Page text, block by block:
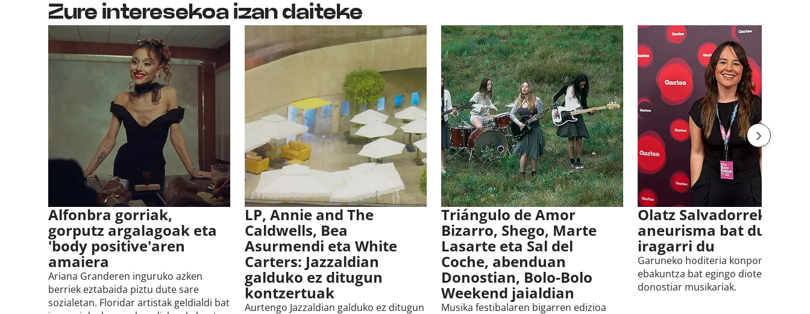
Zure interesekoa izan daiteke
Alfonbra gorriak,
gorputz argalagoak eta
'body positive'aren
amaiera
Ariana Granderen inguruko azken
berriek eztabaida piztu dute sare
sozialetan. Floridar artistak geldialdi bat
LP, Annie and The
Caldwells, Bea
Asurmendi eta White
Carters: Jazzaldian
galduko ez ditugun
kontzertuak
Aurtengo Jazzaldian galduko ez ditugun
Triángulo de Amor
Bizarro, Shego, Marte
Lasarte eta Sal del
Coche, abenduan
Donostian, Bolo-Bolo
Weekend jaialdian
Musika festibalaren bigarren edizioa
Olatz Salvadorrek
aneurisma bat duela
iragarri du
Garuneko hoditeria konpontzeko
ebakuntza bat egingo diotela azaldu
donostiar musikariak.